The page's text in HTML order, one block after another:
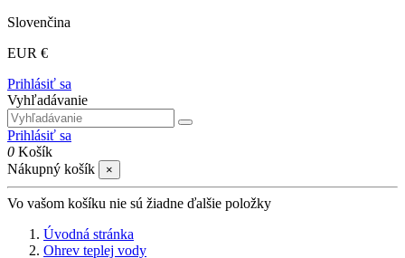
Slovenčina
EUR €
Prihlásiť sa
Vyhľadávanie
Prihlásiť sa
0 Košík
Nákupný košík
×
Vo vašom košíku nie sú žiadne ďalšie položky
Úvodná stránka
Ohrev teplej vody